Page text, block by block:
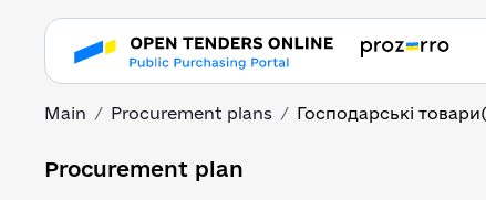
Main Procurement plans Господарські
Procurement plan